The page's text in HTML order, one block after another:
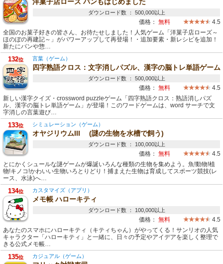
ダウンロード数 ： 500,000以上
価格： 無料
4.5
全国のお菓子好きの皆さん、お待たせしました！人気ゲーム「洋菓子店ローズ～
ほのぼの再建記～」がパワーアップして再登場！・追加要素・新レシピを追加！
新たにパンや惣…
132位 言葉（ゲーム）
四字熟語クロス：文字消しパズル、漢字の脳トレ単語ゲーム
ダウンロード数 ： 500,000以上
価格： 無料
4.5
新しい漢字クイズ・crossword puzzleゲーム「四字熟語クロス：熟語消しパズ
ル、漢字の脳トレ単語ゲーム」が登場！このワードゲームは、word サーチで文
字消しの言葉遊び…
133位 シミュレーション（ゲーム）
オヤジリウムIII (謎の生物を水槽で飼う)
ダウンロード数 ： 100,000以上
価格： 無料
4.5
とにかくシュールな謎ゲームが爆誕いろんな種類の生物を集めよう。魚!動物!植
物!キノコ!かわいい生物いろとりどり！捕まえた生物は育成してスポーツ競技(レ
ース、水泳)へ…
134位 カスタマイズ（アプリ）
メモ帳 ハローキティ
ダウンロード数 ： 100,000以上
価格： 無料
4.5
あなたのスマホにハローキティ（キティちゃん）がやってくる！サンリオの人気
キャラクター「ハローキティ」と一緒に、日々の予定やアイデアを楽しく整理で
きる公式メモ帳…
135位 カジュアル（ゲーム）